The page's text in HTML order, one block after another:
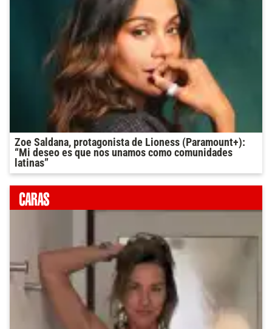
Zoe Saldana, protagonista de Lioness (Paramount+):
“Mi deseo es que nos unamos como comunidades
latinas”